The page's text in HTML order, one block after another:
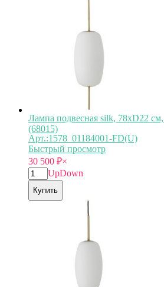
Лампа подвесная silk, 78хD22 см,
(68015)
Арт.:1578_01184001-FD(U)
Быстрый просмотр
30 500 ₽×
UpDown
Купить